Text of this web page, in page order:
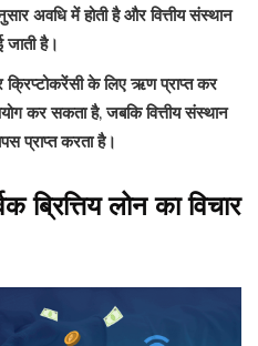
अवधि में होती है और वित्तीय संस्थान
जाती है।
के लिए ऋण प्राप्त कर
कर सकता है, जबकि वित्तीय संस्थान
प्राप्त करता है।
ब्रित्तिय लोन का विचार